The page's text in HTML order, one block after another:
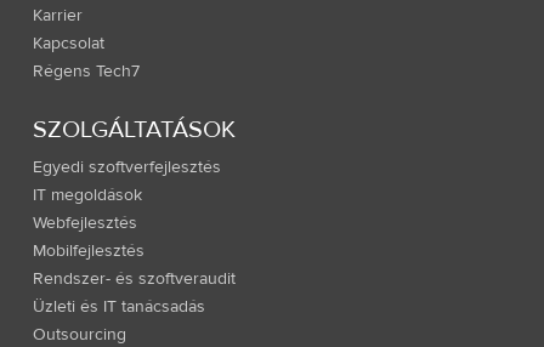
Karrier
Kapcsolat
Régens Tech7
SZOLGÁLTATÁSOK
Egyedi szoftverfejlesztés
IT megoldások
Webfejlesztés
Mobilfejlesztés
Rendszer- és szoftveraudit
Üzleti és IT tanácsadás
Outsourcing